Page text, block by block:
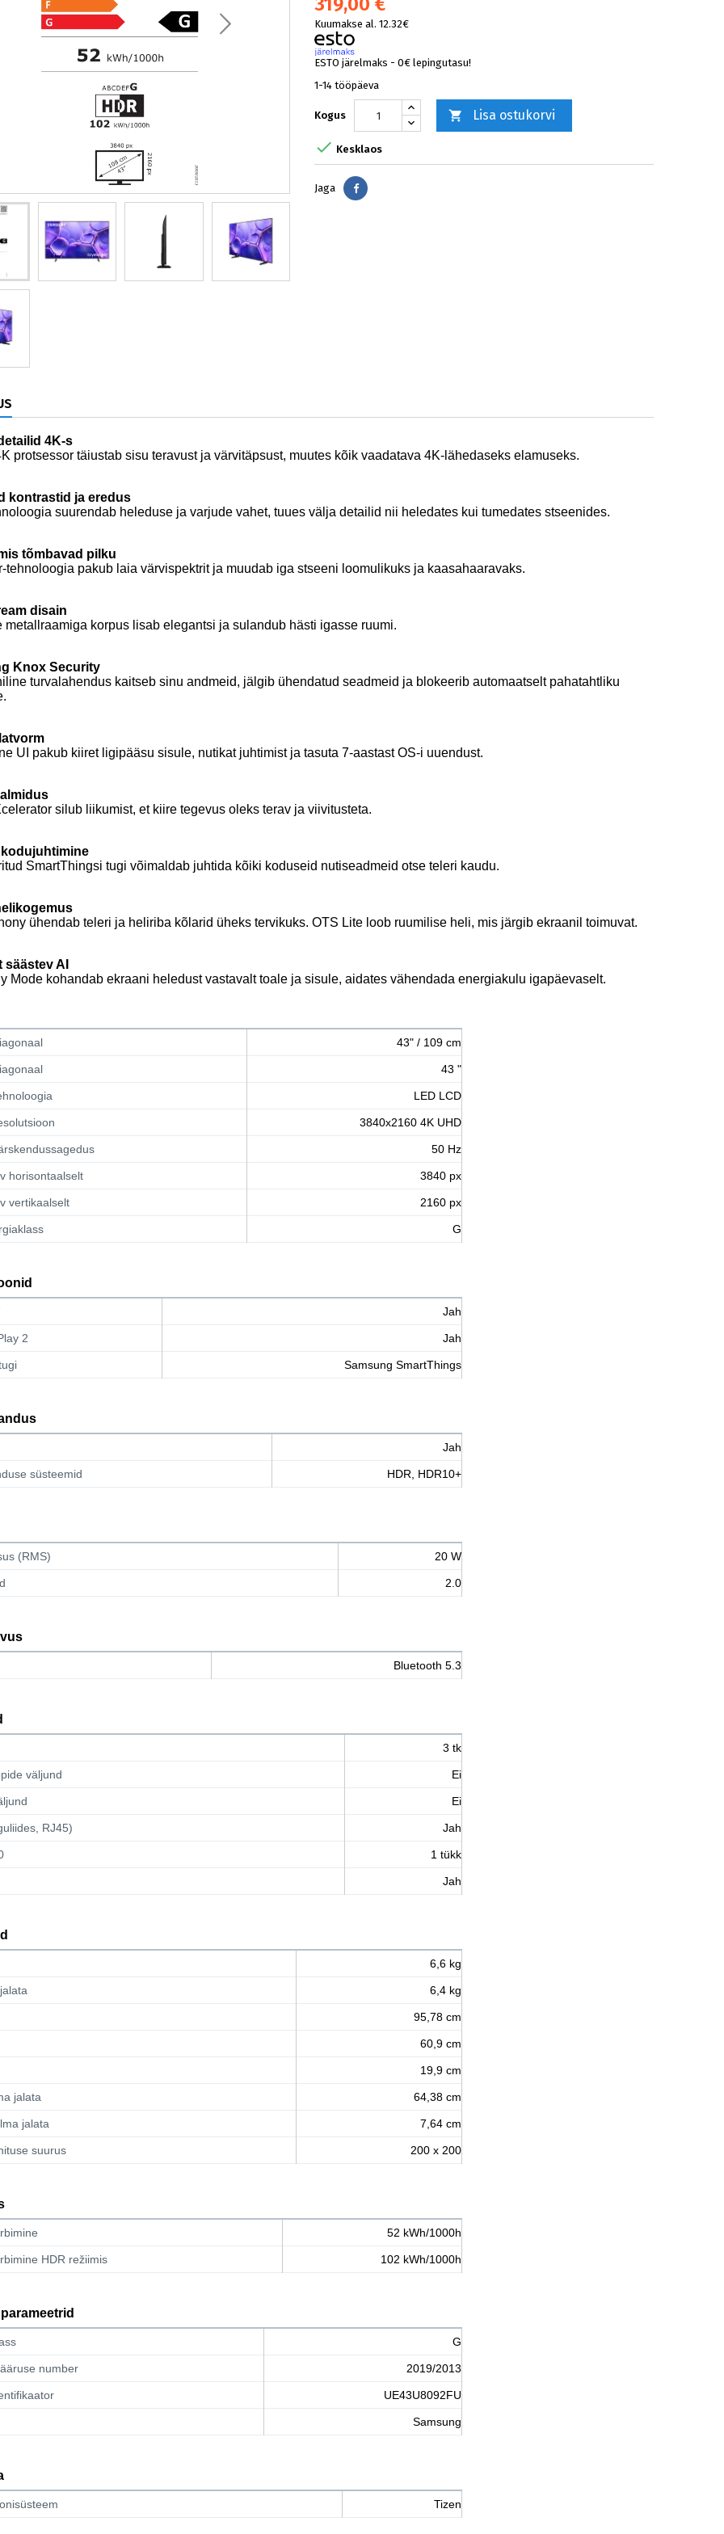
Kuumakse al. 12.32€
ESTO järelmaks - 0€ lepingutasu!
1-14 tööpäeva
Kogus  Lisa ostukorvi
 Kesklaos
Jaga Jaga
4K-s
protsessor täiustab sisu teravust ja värvitäpsust, muutes kõik vaadatava 4K-lähedaseks elamuseks.
kontrastid ja eredus
suurendab heleduse ja varjude vahet, tuues välja detailid nii heledates kui tumedates stseenides.
tõmbavad pilku
tehnoloogia pakub laia värvispektrit ja muudab iga stseeni loomulikuks ja kaasahaaravaks.
disain
metallraamiga korpus lisab elegantsi ja sulandub hästi igasse ruumi.
Knox Security
turvalahendus kaitseb sinu andmeid, jälgib ühendatud seadmeid ja blokeerib automaatselt pahatahtliku
UI pakub kiiret ligipääsu sisule, nutikat juhtimist ja tasuta 7-aastast OS-i uuendust.
silub liikumist, et kiire tegevus oleks terav ja viivitusteta.
kodujuhtimine
SmartThingsi tugi võimaldab juhtida kõiki koduseid nutiseadmeid otse teleri kaudu.
ühendab teleri ja heliriba kõlarid üheks tervikuks. OTS Lite loob ruumilise heli, mis järgib ekraanil toimuvat.
säästev AI
Mode kohandab ekraani heledust vastavalt toale ja sisule, aidates vähendada energiakulu igapäevaselt.
43" / 109 cm
43 "
LED LCD
3840х2160 4K UHD
50 Hz
horisontaalselt 3840 px
vertikaalselt 2160 px
G
Jah
2 Jah
Samsung SmartThings
Jah
süsteemid HDR, HDR10+
(RMS) 20 W
2.0
Bluetooth 5.3
3 tk
väljund Ei
Ei
RJ45) Jah
1 tükk
Jah
6,6 kg
6,4 kg
95,78 cm
60,9 cm
19,9 cm
jalata 64,38 cm
jalata 7,64 cm
suurus 200 x 200
52 kWh/1000h
HDR režiimis 102 kWh/1000h
G
number 2019/2013
UE43U8092FU
Samsung
Tizen